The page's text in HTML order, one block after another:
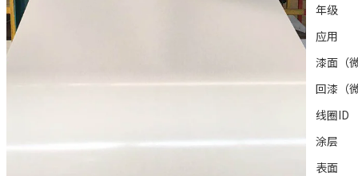
年级
应用
漆面（
回漆（
线圈ID
涂层
表面